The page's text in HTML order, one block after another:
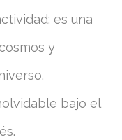
es una
y
bajo el